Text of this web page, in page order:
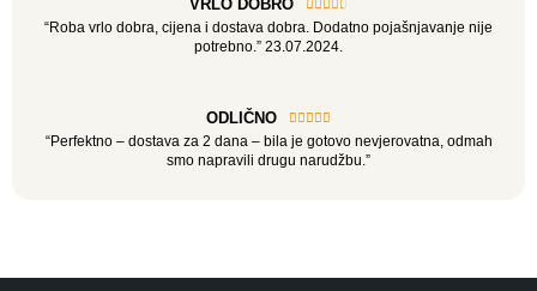
VRLO DOBRO 
“Roba vrlo dobra, cijena i dostava dobra. Dodatno pojašnjavanje nije
potrebno.” 23.07.2024.
ODLIČNO 
“Perfektno – dostava za 2 dana – bila je gotovo nevjerovatna, odmah
smo napravili drugu narudžbu.”